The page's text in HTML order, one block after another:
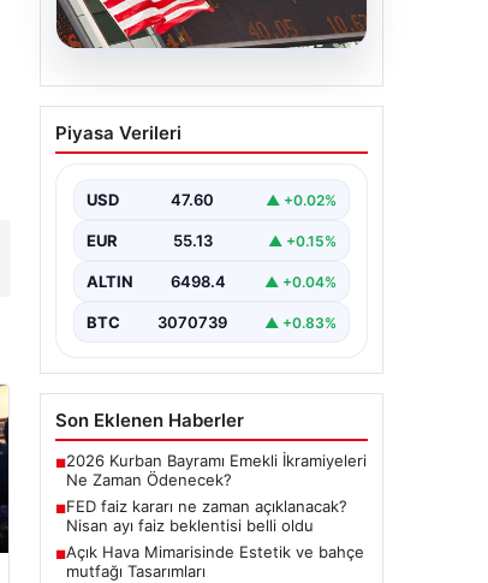
04.08.2026
FED faiz kararı ne zaman
açıklanacak? Nisan ayı
Piyasa Verileri
USD 47.60 ▲ +0.02%
EUR 55.13 ▲ +0.15%
ALTIN 6498.4 ▲ +0.04%
BTC 3070739 ▲ +0.83%
Son Eklenen Haberler
■2026 Kurban Bayramı Emekli İkramiyeleri
Ne Zaman Ödenecek?
■FED faiz kararı ne zaman açıklanacak?
Nisan ayı faiz beklentisi belli oldu
■Açık Hava Mimarisinde Estetik ve bahçe
mutfağı Tasarımları